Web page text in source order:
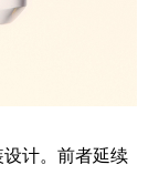
计。前者延续